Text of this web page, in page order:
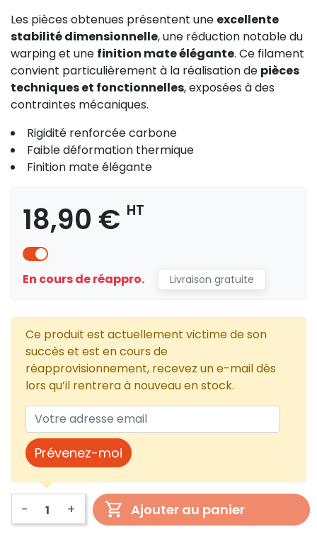
Les pièces obtenues présentent une excellente
stabilité dimensionnelle, une réduction notable du
warping et une finition mate élégante. Ce filament
convient particulièrement à la réalisation de pièces
techniques et fonctionnelles, exposées à des
contraintes mécaniques.
Rigidité renforcée carbone
Faible déformation thermique
Finition mate élégante
18,90 € HT
En cours de réappro. Livraison gratuite
Ce produit est actuellement victime de son
succès et est en cours de
réapprovisionnement, recevez un e-mail dès
lors qu’il rentrera à nouveau en stock.
Prévenez-moi
- + Ajouter au panier